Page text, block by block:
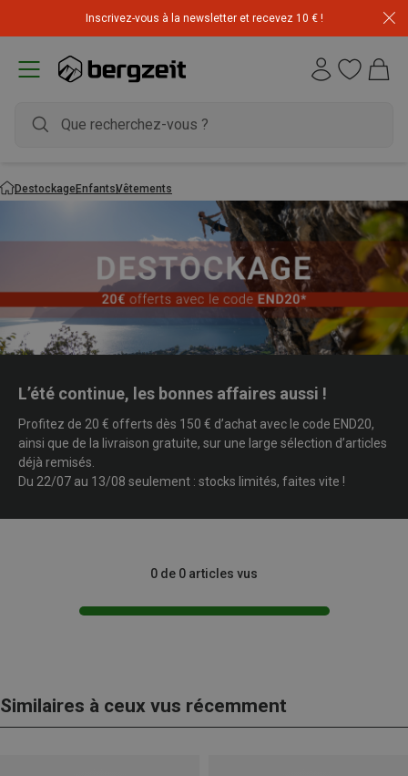
Inscrivez-vous à la newsletter et recevez 10 € !
DestockageEnfantsVêtements
L’été continue, les bonnes affaires aussi !
Profitez de 20 € offerts dès 150 € d’achat avec le code END20,
ainsi que de la livraison gratuite, sur une large sélection d’articles
déjà remisés.
Du 22/07 au 13/08 seulement : stocks limités, faites vite !
0 de 0 articles vus
Similaires à ceux vus récemment